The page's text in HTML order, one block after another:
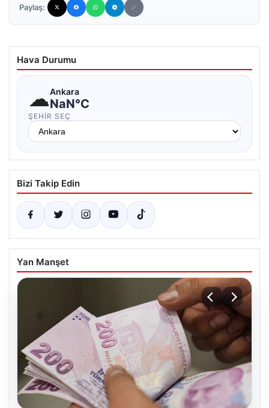
Paylaş:
Hava Durumu
☁Ankara
NaN°C
ŞEHIR SEÇ
Bizi Takip Edin
Yan Manşet